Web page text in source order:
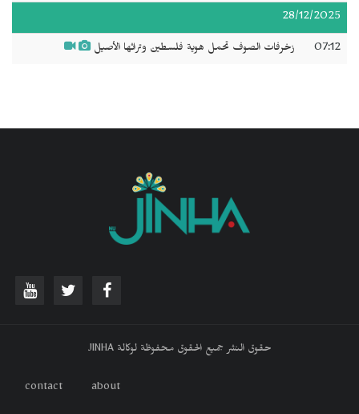
28/12/2025
07:12 زخرفات الصوف تحمل هوية فلسطين وتراثها الأصيل
حقوق النشر جميع الحقوق محفوظة لوكالة JINHA
about
contact